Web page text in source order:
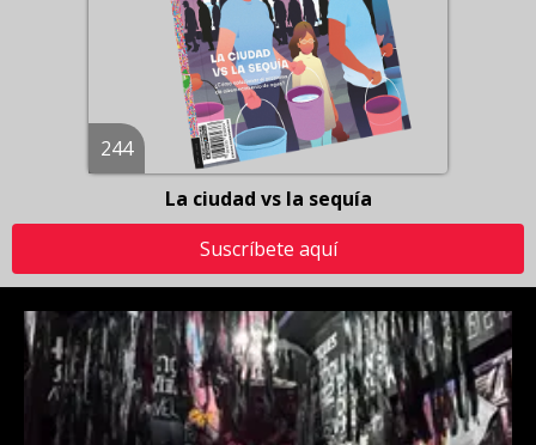
244
La ciudad vs la sequía
Suscríbete aquí